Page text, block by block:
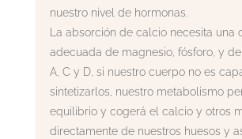
nuestro nivel de hormonas.
La absorción de calcio necesita una
adecuada de magnesio, fósforo, y
A, C y D, si nuestro cuerpo no es
sintetizarlos, nuestro metabolismo
equilibrio y cogerá el calcio y otros
directamente de nuestros huesos y